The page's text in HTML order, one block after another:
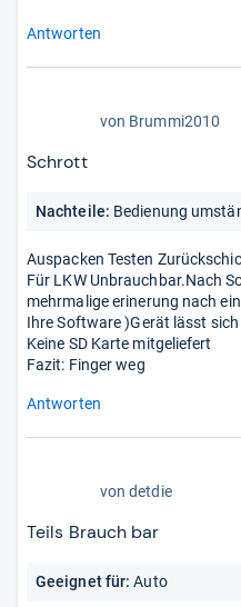
Antworten
5
von Brummi2010
Schrott
Nachteile: Bedienung
Auspacken Testen
Für LKW Unbrauchbar.Nach
mehrmalige erinerung nach
Ihre Software )Gerät lässt
Keine SD Karte mitgeliefert
Fazit: Finger weg
Antworten
5
von detdie
Teils Brauch bar
Geeignet für: Auto